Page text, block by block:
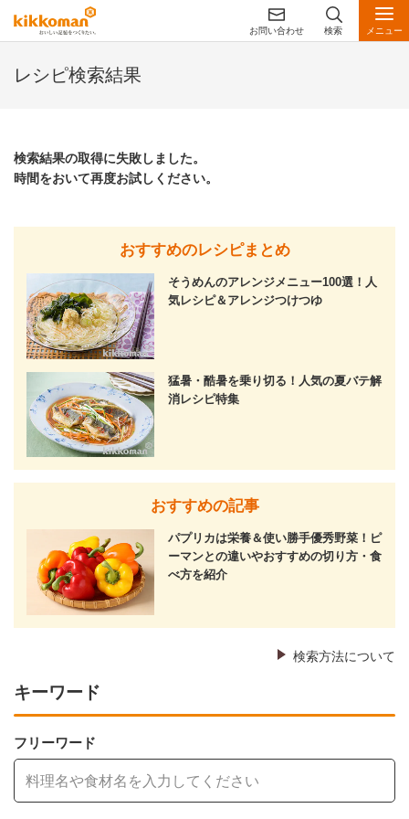
お問い合わせ 検索 メニュー
レシピ検索結果
検索結果の取得に失敗しました。
時間をおいて再度お試しください。
おすすめのレシピまとめ
そうめんのアレンジメニュー100選！人
気レシピ＆アレンジつけつゆ
猛暑・酷暑を乗り切る！人気の夏バテ解
消レシピ特集
おすすめの記事
パプリカは栄養＆使い勝手優秀野菜！ピ
ーマンとの違いやおすすめの切り方・食
べ方を紹介
検索方法について
キーワード
フリーワード